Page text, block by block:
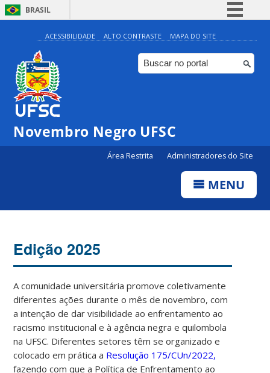
BRASIL
Simplifique!
Comunica BR
Participe
ACESSIBILIDADE ALTO CONTRASTE MAPA DO SITE
Novembro Negro UFSC
Área Restrita Administradores do Site
MENU
Edição 2025
A comunidade universitária promove coletivamente
diferentes ações durante o mês de novembro, com
a intenção de dar visibilidade ao enfrentamento ao
racismo institucional e à agência negra e quilombola
na UFSC. Diferentes setores têm se organizado e
colocado em prática a Resolução 175/CUn/2022,
fazendo com que a Política de Enfrentamento ao